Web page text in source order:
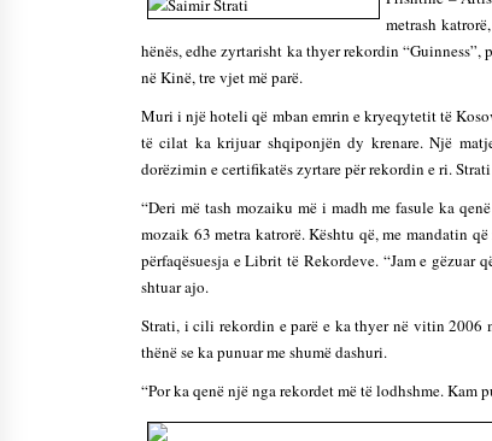
Mbi kockat e martirëve ngrihet
17/10/2025
KALLARATI NË AKSIONET
KOMBËTARE PËR RINDËRTIMIN E
VENDIT – NGA ÇIZE XHAFERAJ
22/09/2025
metrash
hënës, edhe zyrtarisht ka thyer rekordin
në Kinë, tre vjet më parë.
Muri i një hoteli që mban emrin e kryeqytetit të
të cilat ka krijuar shqiponjën dy krenare. Një
dorëzimin e certifikatës zyrtare për rekordin e ri.
“Deri më tash mozaiku më i madh me fasule ka
mozaik 63 metra katrorë. Kështu që, me mandatin
përfaqësuesja e Librit të Rekordeve. “Jam e
shtuar ajo.
Strati, i cili rekordin e parë e ka thyer në vitin 2006
thënë se ka punuar me shumë dashuri.
“Por ka qenë një nga rekordet më të lodhshme. Kam